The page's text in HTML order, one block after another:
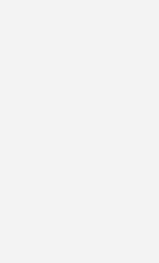
und
einsatzbereite,
Wärme und
Hälfte des